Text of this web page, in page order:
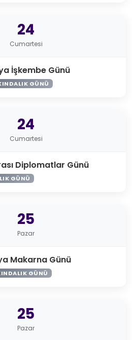
24
Cumartesi
İşkembe Günü
GÜNÜ
24
Cumartesi
Diplomatlar Günü
GÜNÜ
25
Pazar
Makarna Günü
GÜNÜ
25
Pazar